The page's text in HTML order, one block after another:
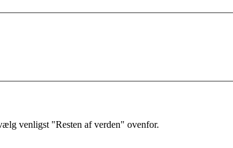
venligst "Resten af verden" ovenfor.